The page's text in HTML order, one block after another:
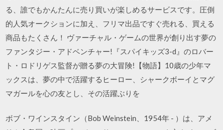
る、誰でもかんたんに売り買いが楽しめるサービスです。圧倒
的人気オークションに加え、フリマ出品ですぐ売れる、買える
商品もたくさん！ ヴァーチャル・ゲームの世界が創り出す夢の
ファンタジー・アドベンチャー!『スパイキッズ3-d』のロバー
ト・ロドリゲス監督が贈る夢の大冒険!【物語】10歳の少年マ
ックスは、夢の中で活躍するヒーロー、シャークボーイとマグ
マガールを心の友とし、その活躍ぶりを
ボブ・ワインスタイン（Bob Weinstein、1954年 - ）は、アメ